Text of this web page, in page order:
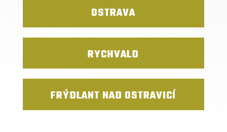
OSTRAVA
RYCHVALD
FRÝDLANT NAD OSTRAVICÍ